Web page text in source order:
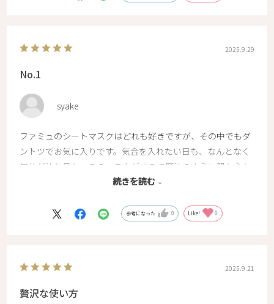
2025.9.29
No.1
syake
ファミュのシートマスクはどれも好きですが、その中でもダ
ントツでお気に入りです。気合を入れたい日も、なんとなく
気分が沈む日も、このマスクがまるで魔法のように肌も心も
持ち上げてくれます。冷蔵庫で冷やして使うとさらに爽快感
トックしておきたい、大切なお守りのような存在です。
続きを読む
参考になった 0 Like! 0
2025.9.21
贅沢な使い方